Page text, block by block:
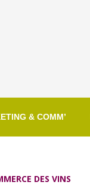
& COMM’
DES VINS